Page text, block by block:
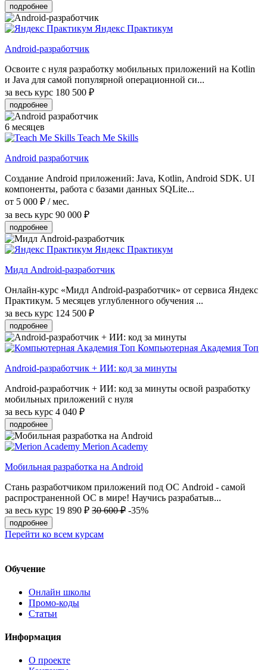
подробнее
Яндекс Практикум
Android-разработчик
Освоите с нуля разработку мобильных приложений на Kotlin
и Java для самой популярной операционной си...
за весь курс 180 500 ₽
подробнее
6 месяцев
Teach Me Skills
Android разработчик
Создание Android приложений: Java, Kotlin, Android SDK. UI
компоненты, работа с базами данных SQLite...
от 5 000 ₽ / мес.
за весь курс 90 000 ₽
подробнее
Яндекс Практикум
Мидл Android-разработчик
Онлайн-курс «Мидл Android-разработчик» от сервиса Яндекс
Практикум. 5 месяцев углубленного обучения ...
за весь курс 124 500 ₽
подробнее
Компьютерная Академия Топ
Android-разработчик + ИИ: код за минуты
Android-разработчик + ИИ: код за минуты освой разработку
мобильных приложений с нуля
за весь курс 4 040 ₽
подробнее
Merion Academy
Мобильная разработка на Android
Стань разработчиком приложений под ОС Android - самой
распространенной ОС в мире! Научись разрабатыв...
за весь курс 19 890 ₽ 30 600 ₽ -35%
подробнее
Перейти ко всем курсам
Обучение
Онлайн школы
Промо-коды
Статьи
Информация
О проекте